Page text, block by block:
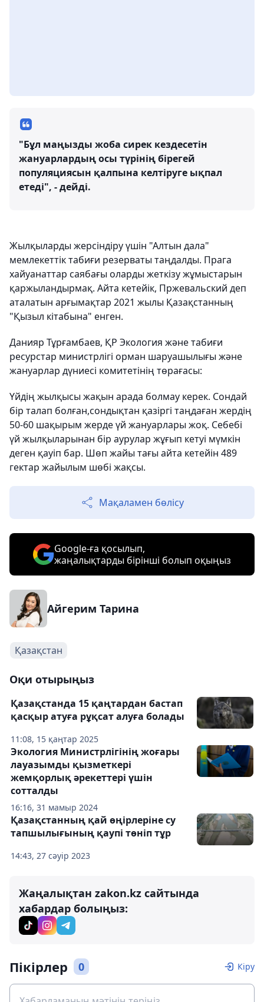
"Бұл маңызды жоба сирек кездесетін
жануарлардың осы түрінің бірегей
популяциясын қалпына келтіруге ықпал
етеді", - дейді.
Жылқыларды жерсіндіру үшін "Алтын дала"
мемлекеттік табиғи резерваты таңдалды. Прага
хайуанаттар саябағы оларды жеткізу жұмыстарын
қаржыландырмақ. Айта кетейік, Пржевальский деп
аталатын арғымақтар 2021 жылы Қазақстанның
"Қызыл кітабына" енген.
Данияр Тұрғамбаев, ҚР Экология және табиғи
ресурстар министрлігі орман шаруашылығы және
жануарлар дүниесі комитетінің төрағасы:
Үйдің жылқысы жақын арада болмау керек. Сондай
бір талап болған,сондықтан қазіргі таңдаған жердің
50-60 шақырым жерде үй жануарлары жоқ. Себебі
үй жылқыларынан бір аурулар жұғып кетуі мүмкін
деген қауіп бар. Шөп жайы тағы айта кетейін 489
гектар жайылым шөбі жақсы.
Мақаламен бөлісу
Google-ға қосылып,
жаңалықтарды бірінші болып оқыңыз
Айгерим Тарина
Қазақстан
Оқи отырыңыз
11:08, 15 қаңтар 2025
Қазақстанда 15 қаңтардан бастап
қасқыр атуға рұқсат алуға болады
16:16, 31 мамыр 2024
Экология Министрлігінің жоғары
лауазымды қызметкері
жемқорлық әрекеттері үшін
сотталды
14:43, 27 сәуір 2023
Қазақстанның қай өңірлеріне су
тапшылығының қаупі төніп тұр
Жаңалықтан zakon.kz сайтында
хабардар болыңыз:
Пікірлер 0 Кіру